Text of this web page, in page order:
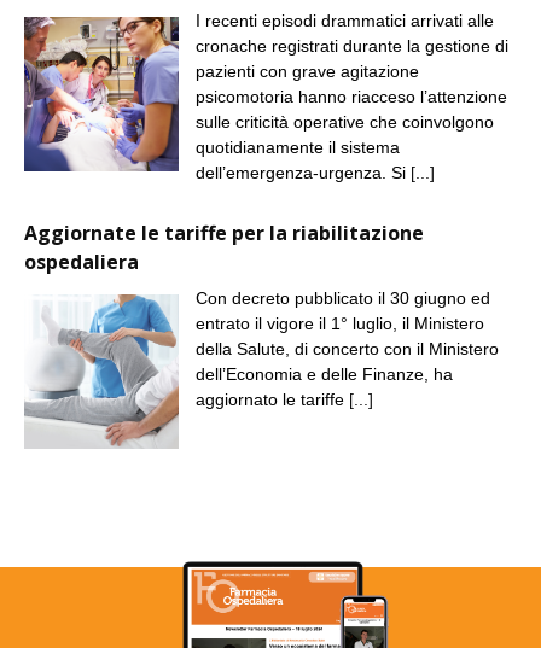
I recenti episodi drammatici arrivati alle
cronache registrati durante la gestione di
pazienti con grave agitazione
psicomotoria hanno riacceso l’attenzione
sulle criticità operative che coinvolgono
quotidianamente il sistema
dell’emergenza-urgenza. Si [...]
Aggiornate le tariffe per la riabilitazione
ospedaliera
Con decreto pubblicato il 30 giugno ed
entrato il vigore il 1° luglio, il Ministero
della Salute, di concerto con il Ministero
dell’Economia e delle Finanze, ha
aggiornato le tariffe [...]